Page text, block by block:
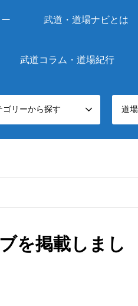
武道・道場ナビとは
武道コラム・道場紀行
ゴリーから探す 道
を掲載しまし